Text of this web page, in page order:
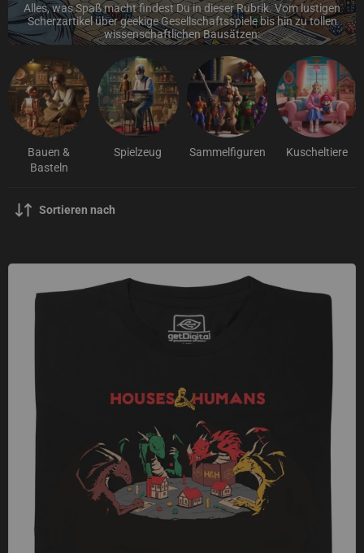
Alles, was Spaß macht findest Du in dieser Rubrik. Vom lustigen
Scherzartikel über geekige Gesellschaftsspiele bis hin zu tollen
wissenschaftlichen Bausätzen:
Bauen &
Basteln
Spielzeug Sammelfiguren Kuscheltiere
Sortieren nach